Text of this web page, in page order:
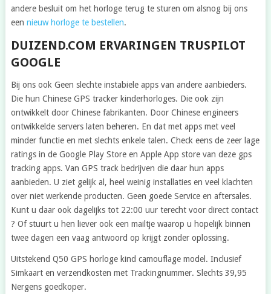
andere besluit om het horloge terug te sturen om alsnog bij ons
een nieuw horloge te bestellen.
DUIZEND.COM ERVARINGEN TRUSPILOT
GOOGLE
Bij ons ook Geen slechte instabiele apps van andere aanbieders.
Die hun Chinese GPS tracker kinderhorloges. Die ook zijn
ontwikkelt door Chinese fabrikanten. Door Chinese engineers
ontwikkelde servers laten beheren. En dat met apps met veel
minder functie en met slechts enkele talen. Check eens de zeer lage
ratings in de Google Play Store en Apple App store van deze gps
tracking apps. Van GPS track bedrijven die daar hun apps
aanbieden. U ziet gelijk al, heel weinig installaties en veel klachten
over niet werkende producten. Geen goede Service en aftersales.
Kunt u daar ook dagelijks tot 22:00 uur terecht voor direct contact
? Of stuurt u hen liever ook een mailtje waarop u hopelijk binnen
twee dagen een vaag antwoord op krijgt zonder oplossing.
Uitstekend Q50 GPS horloge kind camouflage model. Inclusief
Simkaart en verzendkosten met Trackingnummer. Slechts 39,95
Nergens goedkoper.